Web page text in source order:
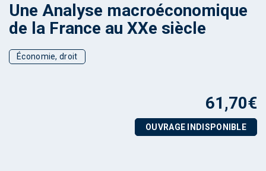
Une Analyse macroéconomique
de la France au XXe siècle
Économie, droit
61,70€
OUVRAGE INDISPONIBLE